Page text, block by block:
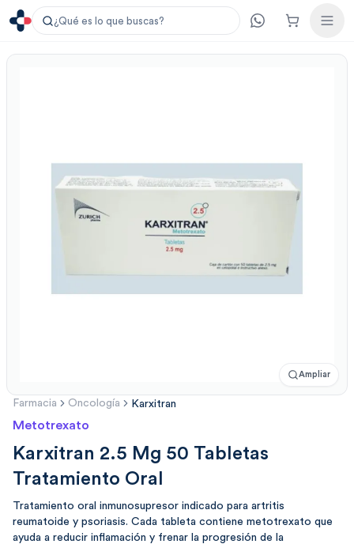
¿Qué es lo que buscas?
Ampliar
Farmacia Oncología Karxitran
Metotrexato
Karxitran 2.5 Mg 50 Tabletas
Tratamiento Oral
Tratamiento oral inmunosupresor indicado para artritis
reumatoide y psoriasis. Cada tableta contiene metotrexato que
ayuda a reducir inflamación y frenar la progresión de la